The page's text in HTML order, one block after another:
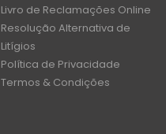
Livro de Reclamações Online
Resolução Alternativa de
Litígios
Política de Privacidade
Termos & Condições